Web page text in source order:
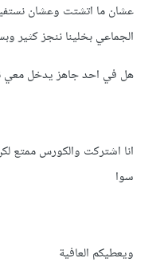
عشان ما اتشتت وعشان
الجماعي بخلينا ننجز كثير
هل في احد جاهز يدخل معي
انا اشتركت والكورس ممتع
سوا
ويعطيكم العافية